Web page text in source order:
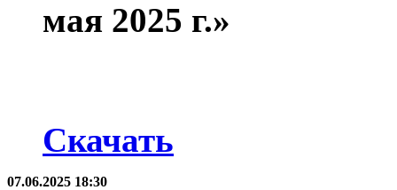
мая 2025 г.»
Скачать
07.06.2025 18:30